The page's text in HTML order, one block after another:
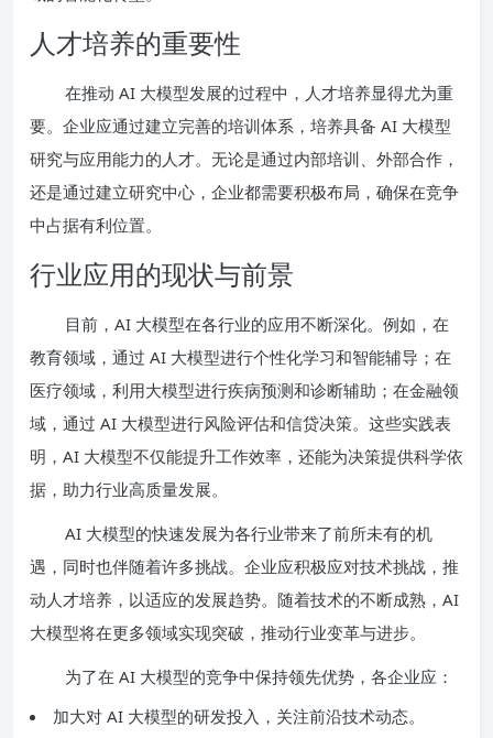
人才培养的重要性
在推动 AI 大模型发展的过程中，人才培养显得尤为重
要。企业应通过建立完善的培训体系，培养具备 AI 大模型
研究与应用能力的人才。无论是通过内部培训、外部合作，
还是通过建立研究中心，企业都需要积极布局，确保在竞争
中占据有利位置。
行业应用的现状与前景
目前，AI 大模型在各行业的应用不断深化。例如，在
教育领域，通过 AI 大模型进行个性化学习和智能辅导；在
医疗领域，利用大模型进行疾病预测和诊断辅助；在金融领
域，通过 AI 大模型进行风险评估和信贷决策。这些实践表
明，AI 大模型不仅能提升工作效率，还能为决策提供科学依
据，助力行业高质量发展。
AI 大模型的快速发展为各行业带来了前所未有的机
遇，同时也伴随着许多挑战。企业应积极应对技术挑战，推
动人才培养，以适应的发展趋势。随着技术的不断成熟，AI
大模型将在更多领域实现突破，推动行业变革与进步。
为了在 AI 大模型的竞争中保持领先优势，各企业应：
加大对 AI 大模型的研发投入，关注前沿技术动态。